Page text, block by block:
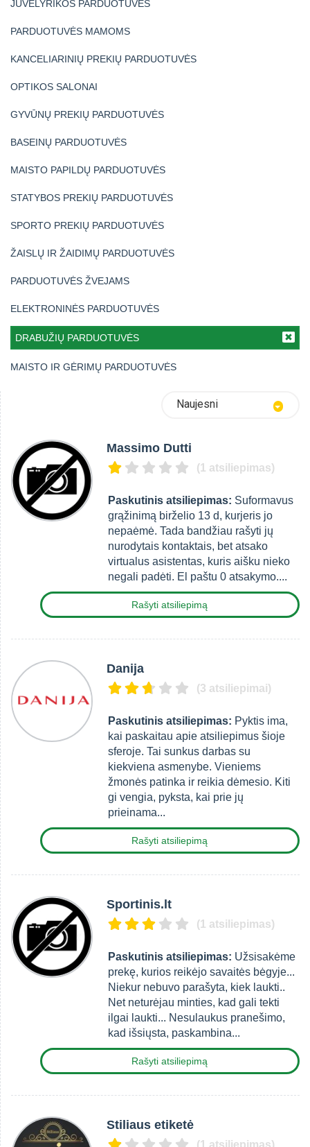
JUVELYRIKOS PARDUOTUVĖS
PARDUOTUVĖS MAMOMS
KANCELIARINIŲ PREKIŲ PARDUOTUVĖS
OPTIKOS SALONAI
GYVŪNŲ PREKIŲ PARDUOTUVĖS
BASEINŲ PARDUOTUVĖS
MAISTO PAPILDŲ PARDUOTUVĖS
STATYBOS PREKIŲ PARDUOTUVĖS
SPORTO PREKIŲ PARDUOTUVĖS
ŽAISLŲ IR ŽAIDIMŲ PARDUOTUVĖS
PARDUOTUVĖS ŽVEJAMS
ELEKTRONINĖS PARDUOTUVĖS
DRABUŽIŲ PARDUOTUVĖS
MAISTO IR GĖRIMŲ PARDUOTUVĖS
Naujesni
Massimo Dutti
(1 atsiliepimas)
Paskutinis atsiliepimas: Suformavus
grąžinimą birželio 13 d, kurjeris jo
nepaėmė. Tada bandžiau rašyti jų
nurodytais kontaktais, bet atsako
virtualus asistentas, kuris aišku nieko
negali padėti. El paštu 0 atsakymo....
Rašyti atsiliepimą
Danija
(3 atsiliepimai)
Paskutinis atsiliepimas: Pyktis ima,
kai paskaitau apie atsiliepimus šioje
sferoje. Tai sunkus darbas su
kiekviena asmenybe. Vieniems
žmonės patinka ir reikia dėmesio. Kiti
gi vengia, pyksta, kai prie jų
prieinama...
Rašyti atsiliepimą
Sportinis.lt
(1 atsiliepimas)
Paskutinis atsiliepimas: Užsisakėme
prekę, kurios reikėjo savaitės bėgyje...
Niekur nebuvo parašyta, kiek laukti..
Net neturėjau minties, kad gali tekti
ilgai laukti... Nesulaukus pranešimo,
kad išsiųsta, paskambina...
Rašyti atsiliepimą
Stiliaus etiketė
(1 atsiliepimas)